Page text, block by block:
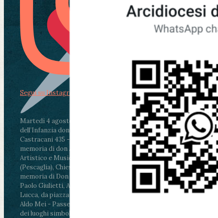
Martedì 4 agosto2026
ore 11:30 - Lucca, Scuola
dell’Infanzia don Aldo Mei - Viale Castruccio
Castracani 435 - Inaugurazione murales in
memoria di don Aldo Mei curato dal Liceo
Artistico e Musicale “Passaglia”
ore 18 - Fiano
(Pescaglia), Chiesa parrocchiale - Messa in
memoria di Don Aldo Mei celebrata da mons.
Paolo Giulietti, Arcivescovo di Lucca
ore 20.30 -
Lucca, da piazza San Michele al Cippo di don
Aldo Mei - Passeggiata della Memoria in alcuni
dei luoghi simbolo della città. Ritrovo alle ore
Segui su Instagram